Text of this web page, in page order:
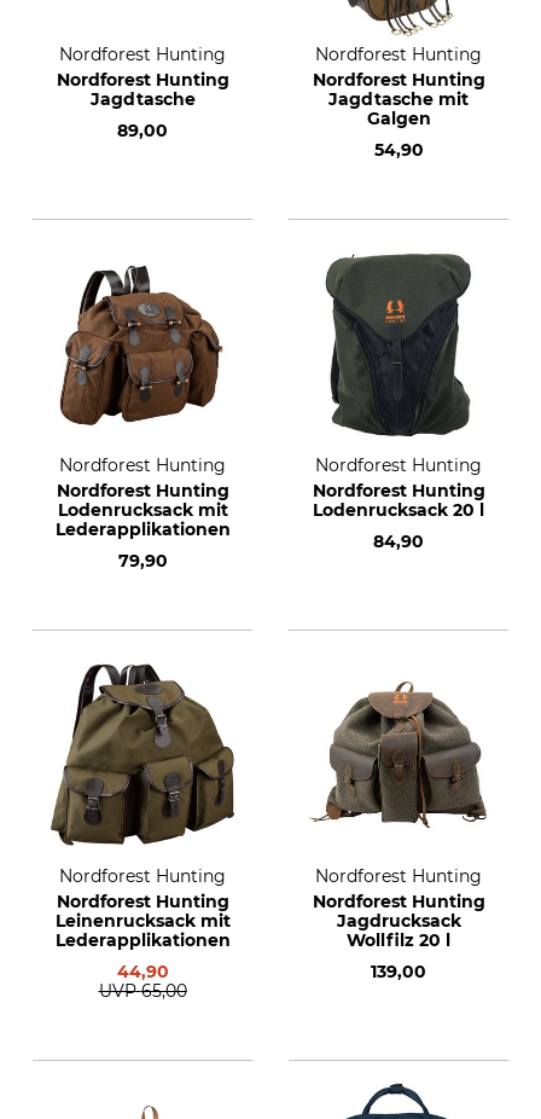
Nordforest Hunting
Nordforest Hunting
Jagdtasche
89,00
Nordforest Hunting
Nordforest Hunting
Jagdtasche mit
Galgen
54,90
Nordforest Hunting
Nordforest Hunting
Lodenrucksack mit
Lederapplikationen
79,90
Nordforest Hunting
Nordforest Hunting
Lodenrucksack 20 l
84,90
Nordforest Hunting
Nordforest Hunting
Leinenrucksack mit
Lederapplikationen
44,90
UVP 65,00
Nordforest Hunting
Nordforest Hunting
Jagdrucksack
Wollfilz 20 l
139,00